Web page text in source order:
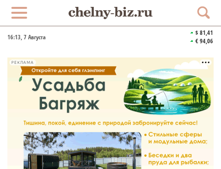
16:13, 7 Августа
$ 81,41
€ 94,06
РЕКЛАМА